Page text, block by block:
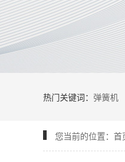
热门关键词： 弹簧机
您当前的位置： 首